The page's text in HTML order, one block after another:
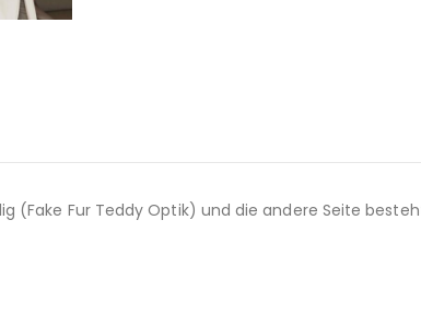
(Fake Fur Teddy Optik) und die andere Seite